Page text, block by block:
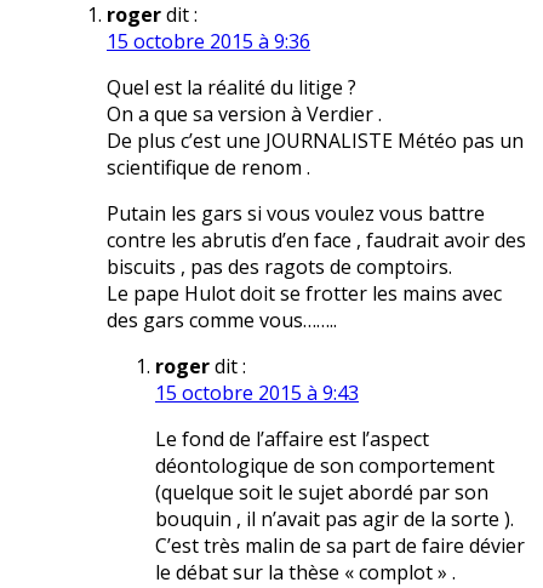
rogerdit :
15 octobre 2015 à 9:36
Quel est la réalité du litige ?
On a que sa version à Verdier .
De plus c’est une JOURNALISTE Météo pas un
scientifique de renom .
Putain les gars si vous voulez vous battre
contre les abrutis d’en face , faudrait avoir des
biscuits , pas des ragots de comptoirs.
Le pape Hulot doit se frotter les mains avec
des gars comme vous……..
rogerdit :
15 octobre 2015 à 9:43
Le fond de l’affaire est l’aspect
déontologique de son comportement
(quelque soit le sujet abordé par son
bouquin , il n’avait pas agir de la sorte ).
C’est très malin de sa part de faire dévier
le débat sur la thèse « complot » .